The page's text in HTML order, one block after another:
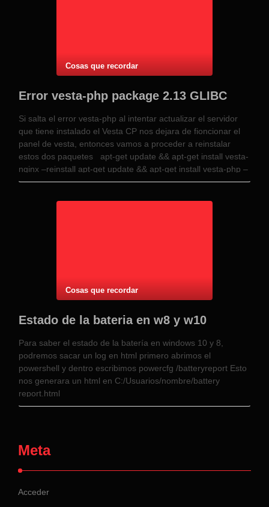
Cosas que recordar
Error vesta-php package 2.13 GLIBC
Si salta el error vesta-php al intentar actualizar el servidor
que tiene instalado el Vesta CP nos dejara de fioncionar el
panel de vesta, entonces vamos a proceder a reinstalar
estos dos paquetes apt-get update && apt-get install vesta-
nginx –reinstall apt-get update && apt-get install vesta-php –
reinstall con …
Cosas que recordar
Estado de la bateria en w8 y w10
Para saber el estado de la batería en windows 10 y 8,
podremos sacar un log en html primero abrimos el
powershell y dentro escribimos powercfg /batteryreport Esto
nos generara un html en C:/Usuarios/nombre/battery
report.html
Meta
Acceder